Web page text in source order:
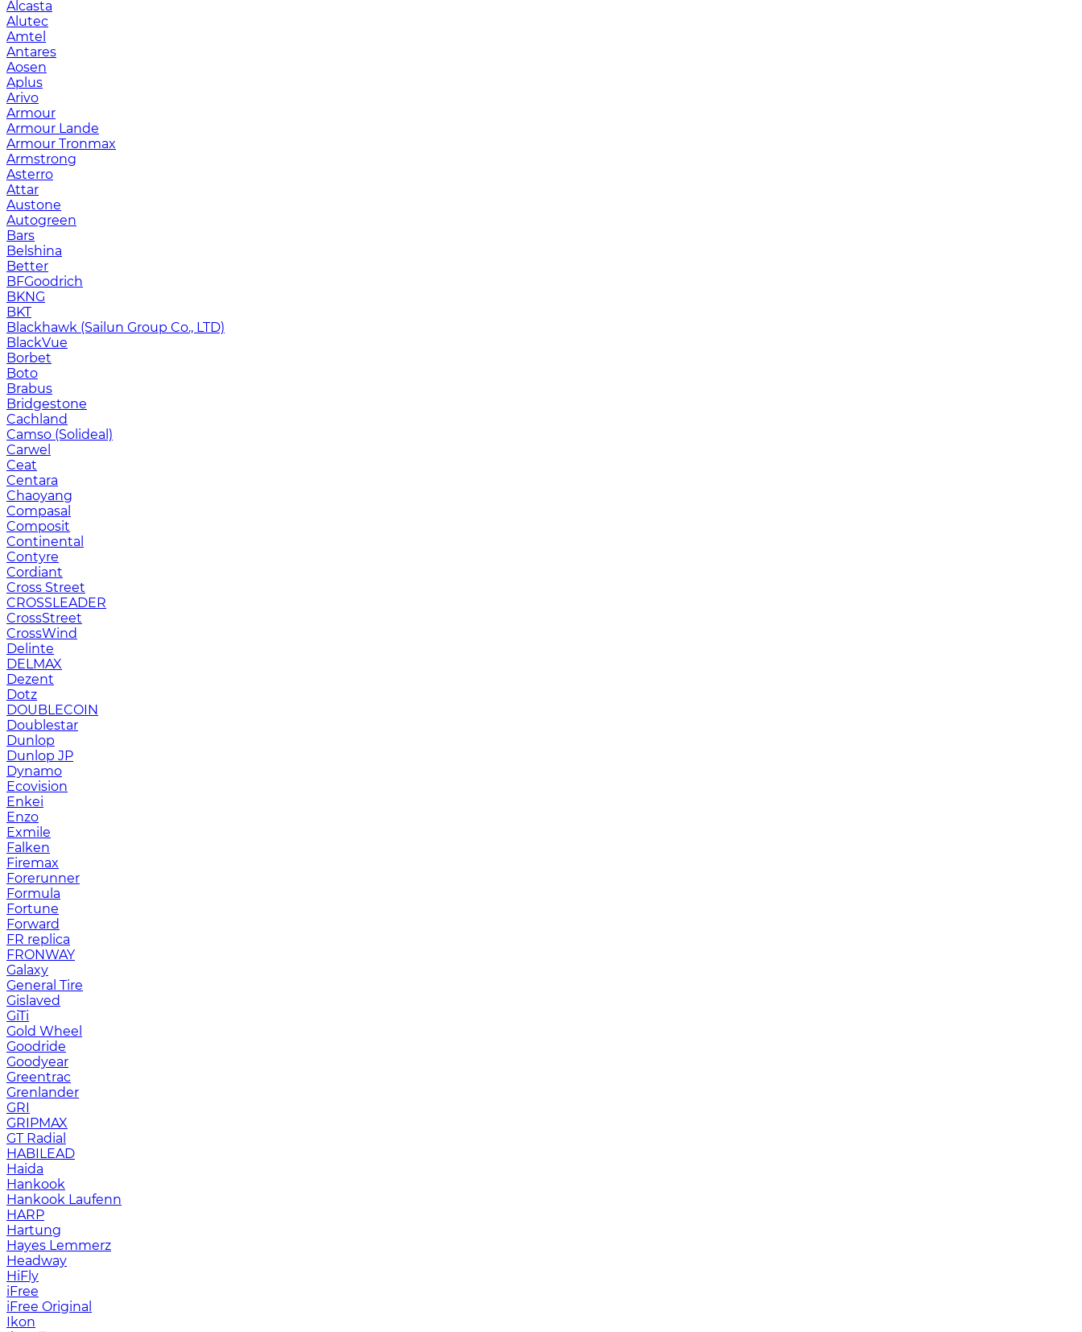
Alcasta
Alutec
Amtel
Antares
Aosen
Aplus
Arivo
Armour
Armour Lande
Armour Tronmax
Armstrong
Asterro
Attar
Austone
Autogreen
Bars
Belshina
Better
BFGoodrich
BKNG
BKT
Blackhawk (Sailun Group Co., LTD)
BlackVue
Borbet
Boto
Brabus
Bridgestone
Cachland
Camso (Solideal)
Carwel
Ceat
Centara
Chaoyang
Compasal
Composit
Continental
Contyre
Cordiant
Cross Street
CROSSLEADER
CrossStreet
CrossWind
Delinte
DELMAX
Dezent
Dotz
DOUBLECOIN
Doublestar
Dunlop
Dunlop JP
Dynamo
Ecovision
Enkei
Enzo
Exmile
Falken
Firemax
Forerunner
Formula
Fortune
Forward
FR replica
FRONWAY
Galaxy
General Tire
Gislaved
GiTi
Gold Wheel
Goodride
Goodyear
Greentrac
Grenlander
GRI
GRIPMAX
GT Radial
HABILEAD
Haida
Hankook
Hankook Laufenn
HARP
Hartung
Hayes Lemmerz
Headway
HiFly
iFree
iFree Original
Ikon